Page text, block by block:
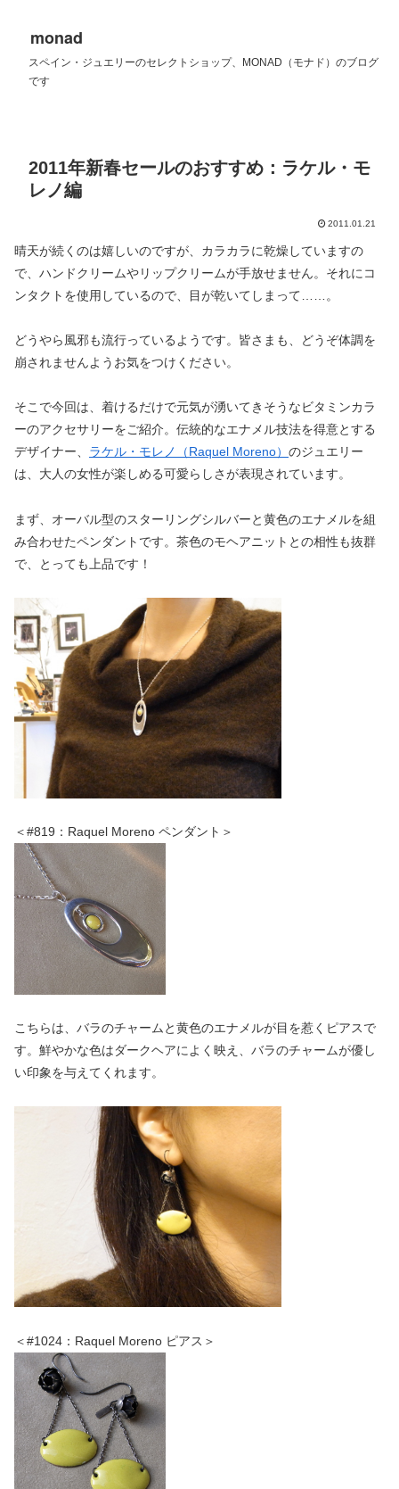
monad
スペイン・ジュエリーのセレクトショップ、MONAD（モナド）のブログ
です
2011年新春セールのおすすめ：ラケル・モ
レノ編
2011.01.21
晴天が続くのは嬉しいのですが、カラカラに乾燥していますの
で、ハンドクリームやリップクリームが手放せません。それにコ
ンタクトを使用しているので、目が乾いてしまって……。
どうやら風邪も流行っているようです。皆さまも、どうぞ体調を
崩されませんようお気をつけください。
そこで今回は、着けるだけで元気が湧いてきそうなビタミンカラ
ーのアクセサリーをご紹介。伝統的なエナメル技法を得意とする
デザイナー、 ラケル・モレノ（Raquel Moreno） のジュエリー
は、大人の女性が楽しめる可愛らしさが表現されています。
まず、オーバル型のスターリングシルバーと黄色のエナメルを組
み合わせたペンダントです。茶色のモヘアニットとの相性も抜群
で、とっても上品です！
＜#819：Raquel Moreno ペンダント＞
こちらは、バラのチャームと黄色のエナメルが目を惹くピアスで
す。鮮やかな色はダークヘアによく映え、バラのチャームが優し
い印象を与えてくれます。
＜#1024：Raquel Moreno ピアス＞